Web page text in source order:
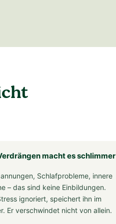
macht es schlimmer
Schlafprobleme, innere
– das sind keine Einbildungen.
ignoriert, speichert ihn im
Er verschwindet nicht von allein.